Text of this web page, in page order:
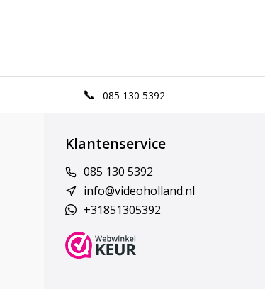
085 130 5392
Klantenservice
085 130 5392
info@videoholland.nl
+31851305392